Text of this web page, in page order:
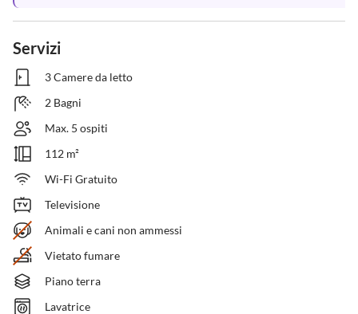
Servizi
3 Camere da letto
2 Bagni
Max. 5 ospiti
112 m²
Wi-Fi Gratuito
Televisione
Animali e cani non ammessi
Vietato fumare
Piano terra
Lavatrice